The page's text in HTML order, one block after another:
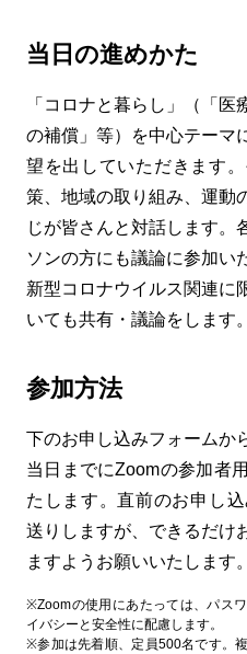
当日の進めかた
「コロナと暮らし」（「
の補償」等）を中心テーマ
望を出していただきます
策、地域の取り組み、運動
じが皆さんと対話します。
ソンの方にも議論に参加い
新型コロナウイルス関連に
いても共有・議論をします。
参加方法
下のお申し込みフォームか
当日までにZoomの参加者
たします。直前のお申し
送りしますが、できるだけ
ますようお願いいたします。
※Zoomの使用にあたっては、パス
イバシーと安全性に配慮します。
※参加は先着順、定員500名です。